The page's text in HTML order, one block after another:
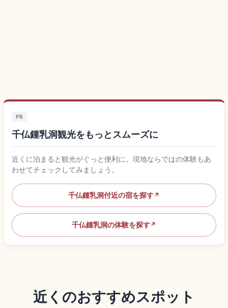
PR
千仏鍾乳洞観光をもっとスムーズに
近くに泊まると観光がぐっと便利に。現地ならではの体験もあ
わせてチェックしてみましょう。
千仏鍾乳洞付近の宿を探す↗
千仏鍾乳洞の体験を探す↗
近くのおすすめスポット